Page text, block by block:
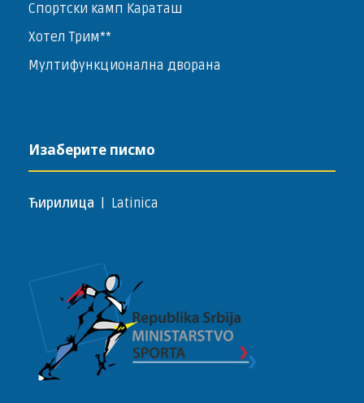
Спортски камп Караташ
Хотел Трим**
Мултифункционална дворана
Изаберите писмо
Ћирилица Latinica